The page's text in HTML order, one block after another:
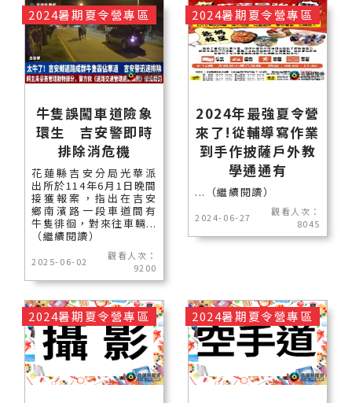
牛隻誤闖車道險象
環生 吉安警即時
排除消危機
花蓮縣吉安分局光華派
出所於114年6月1日晚間
接獲報案，指出在吉安
鄉南濱路一段車道間有
牛隻徘徊，對來往車輛...
（繼續閱讀）
2025-06-02
觀看人次：
9200
2024暑期夏令營專區
2024年最強夏令營
來了!從輔導寫作業
到手作披薩戶外教
學通通有
...（繼續閱讀）
2024-06-27
觀看人次：
8045
2024暑期夏令營專區
2024暑期夏令營專區 2024暑期夏令營專區